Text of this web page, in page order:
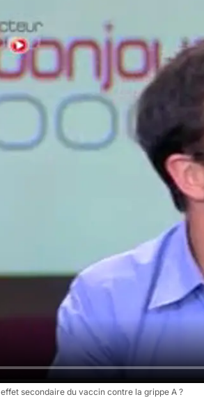
secondaire du vaccin contre la grippe A ?